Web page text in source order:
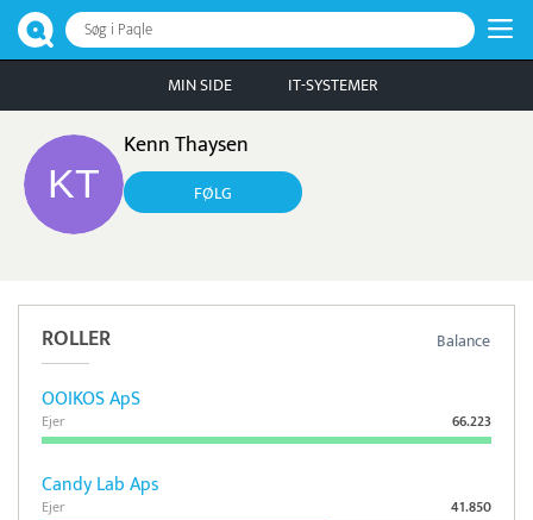
Søg i Paqle
MIN SIDE IT-SYSTEMER
Kenn Thaysen
FØLG
Balance
ROLLER
OOIKOS ApS
66.223
Ejer
Candy Lab Aps
41.850
Ejer